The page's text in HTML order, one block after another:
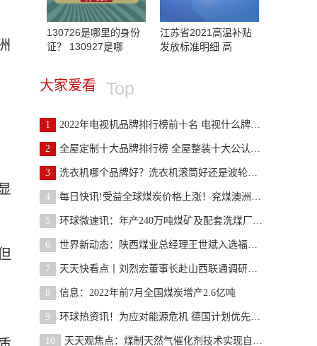
130726是哪里的身份
证？ 130927是哪
江苏省2021高温补贴
发放标准明细 高
大家爱看 Top
1 2022年电视机品牌排行榜前十名 电视什么牌子质量最
2 全屋定制十大品牌排行榜 全屋整装十大公认品牌
3 洗衣机哪个品牌好？洗衣机滚筒好还是波轮的好？
4 每日快讯!受益全球煤炭价格上涨！兖煤澳洲扭亏为盈
5 环球微速讯：年产240万吨煤矿及配套洗煤厂项目，正
6 世界新动态：陕西煤业总经理王世斌入选福布斯“2022
7 天天快看点丨刘烈宏董事长赴山西联通调研庞庞塔智慧
8 信息：2022年前7月全国煤炭增产2.6亿吨
9 环球热资讯！为应对能源危机 德国计划优先提供煤炭
10 天天观焦点：煤制天然气催化剂技术实现自主可控